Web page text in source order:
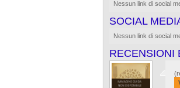
Nessun link di social
SOCIAL
Nessun link di social
RECENSIONI